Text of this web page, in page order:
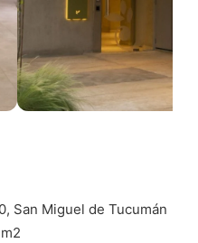
San Miguel de Tucumán